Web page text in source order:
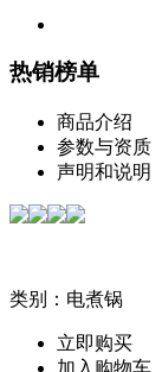
热销榜单
商品介绍
参数与资质
声明和说明
类别：电煮锅
立即购买
加入购物车